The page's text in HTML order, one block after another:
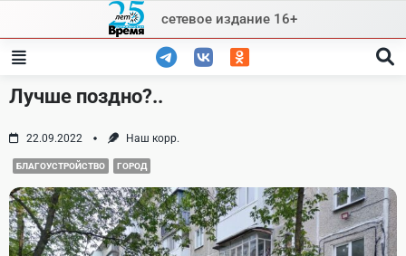
content
сетевое издание 16+
Лучше поздно?..
22.09.2022 Наш корр.
БЛАГОУСТРОЙСТВО ГОРОД